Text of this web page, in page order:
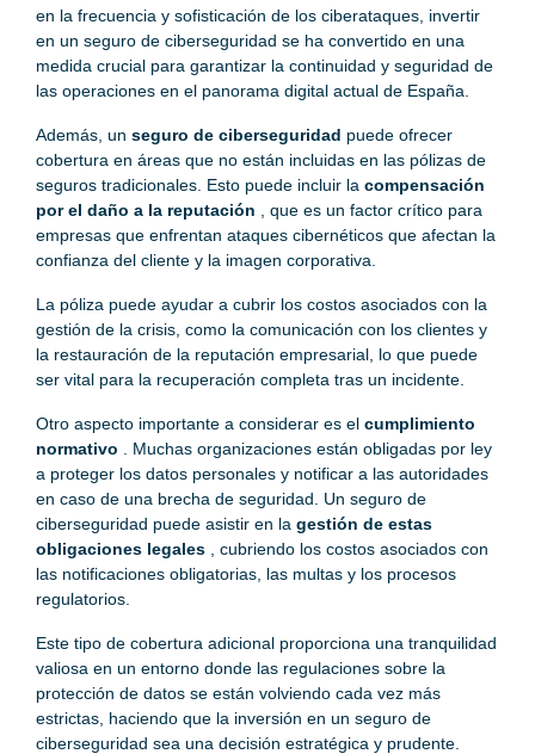
en la frecuencia y sofisticación de los ciberataques, invertir
en un seguro de ciberseguridad se ha convertido en una
medida crucial para garantizar la continuidad y seguridad de
las operaciones en el panorama digital actual de España.
Además, un seguro de ciberseguridad puede ofrecer
cobertura en áreas que no están incluidas en las pólizas de
seguros tradicionales. Esto puede incluir la compensación
por el daño a la reputación , que es un factor crítico para
empresas que enfrentan ataques cibernéticos que afectan la
confianza del cliente y la imagen corporativa.
La póliza puede ayudar a cubrir los costos asociados con la
gestión de la crisis, como la comunicación con los clientes y
la restauración de la reputación empresarial, lo que puede
ser vital para la recuperación completa tras un incidente.
Otro aspecto importante a considerar es el cumplimiento
normativo . Muchas organizaciones están obligadas por ley
a proteger los datos personales y notificar a las autoridades
en caso de una brecha de seguridad. Un seguro de
ciberseguridad puede asistir en la gestión de estas
obligaciones legales , cubriendo los costos asociados con
las notificaciones obligatorias, las multas y los procesos
regulatorios.
Este tipo de cobertura adicional proporciona una tranquilidad
valiosa en un entorno donde las regulaciones sobre la
protección de datos se están volviendo cada vez más
estrictas, haciendo que la inversión en un seguro de
ciberseguridad sea una decisión estratégica y prudente.